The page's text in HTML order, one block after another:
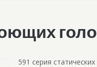
591 серия